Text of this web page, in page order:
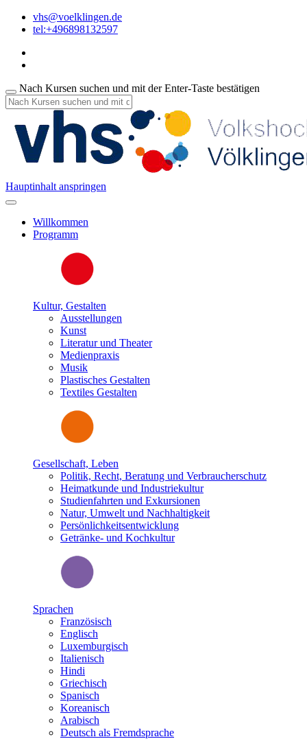
vhs@voelklingen.de
tel:+496898132597
Nach Kursen suchen und mit der Enter-Taste bestätigen
Hauptinhalt anspringen
Willkommen
Programm
Kultur, Gestalten
Ausstellungen
Kunst
Literatur und Theater
Medienpraxis
Musik
Plastisches Gestalten
Textiles Gestalten
Gesellschaft, Leben
Politik, Recht, Beratung und Verbraucherschutz
Heimatkunde und Industriekultur
Studienfahrten und Exkursionen
Natur, Umwelt und Nachhaltigkeit
Persönlichkeitsentwicklung
Getränke- und Kochkultur
Sprachen
Französisch
Englisch
Luxemburgisch
Italienisch
Hindi
Griechisch
Spanisch
Koreanisch
Arabisch
Deutsch als Fremdsprache